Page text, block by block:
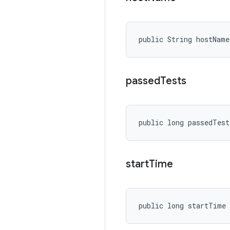
public String hostName
passedTests
public long
startTime
public long startTime